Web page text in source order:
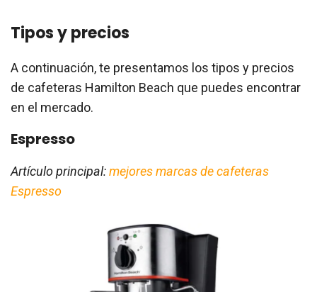
Tipos y precios
A continuación, te presentamos los tipos y precios
de cafeteras Hamilton Beach que puedes encontrar
en el mercado.
Espresso
Artículo principal:mejores marcas de cafeteras
Espresso